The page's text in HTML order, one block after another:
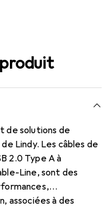
de solutions de
Lindy. Les câbles de
2.0 Type A à
Line, sont des
associées à des